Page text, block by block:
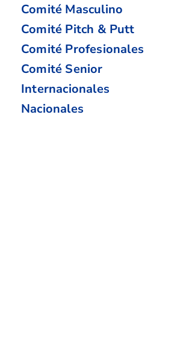
Comité Masculino
Comité Pitch & Putt
Comité Profesionales
Comité Senior
Internacionales
Nacionales